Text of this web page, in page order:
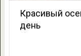
Красивый
день